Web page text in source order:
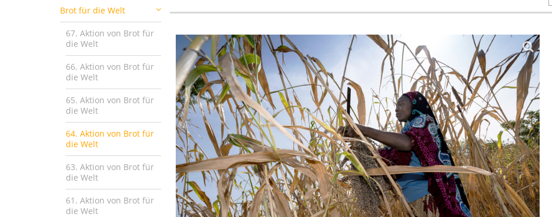
Brot für die Welt
67. Aktion von Brot für
die Welt
66. Aktion von Brot für
die Welt
65. Aktion von Brot für
die Welt
64. Aktion von Brot für
die Welt
63. Aktion von Brot für
die Welt
61. Aktion von Brot für
die Welt